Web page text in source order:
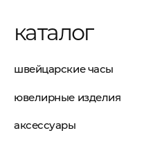
каталог
швейцарские часы
ювелирные изделия
аксессуары